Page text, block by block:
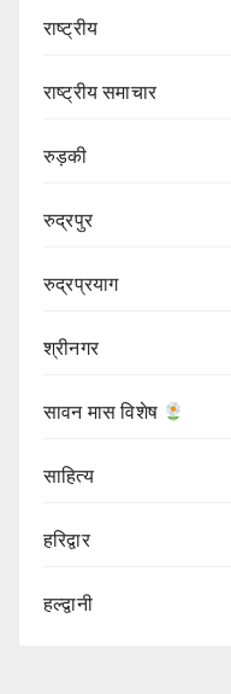
राष्ट्रीय
राष्ट्रीय समाचार
रुड़की
रुद्रपुर
रुद्रप्रयाग
श्रीनगर
सावन मास विशेष
साहित्य
हरिद्वार
हल्द्वानी